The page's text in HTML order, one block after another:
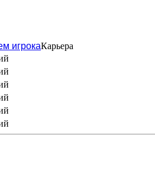
игрокаКарьера